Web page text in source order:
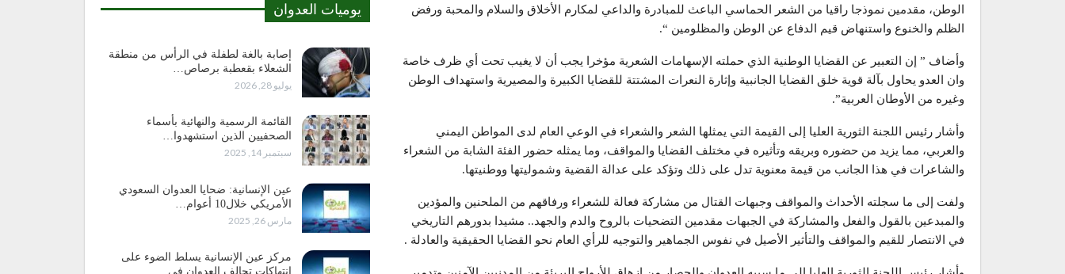
الوطن، مقدمين نموذجا راقيا من الشعر الحماسي الباعث للمبادرة والداعي لمكارم الأخلاق والسلام والمحبة ورفض
الظلم والخنوع واستنهاض قيم الدفاع عن الوطن والمظلومين “.
وأضاف ” إن التعبير عن القضايا الوطنية الذي حملته الإسهامات الشعرية مؤخرا يجب أن لا يغيب تحت أي ظرف خاصة
وان العدو يحاول بآلة قوية خلق القضايا الجانبية وإثارة النعرات المشتتة للقضايا الكبيرة والمصيرية واستهداف الوطن
وغيره من الأوطان العربية”.
وأشار رئيس اللجنة الثورية العليا إلى القيمة التي يمثلها الشعر والشعراء في الوعي العام لدى المواطن اليمني
والعربي، مما يزيد من حضوره وبريقه وتأثيره في مختلف القضايا والمواقف، وما يمثله حضور الفئة الشابة من الشعراء
والشاعرات في هذا الجانب من قيمة معنوية تدل على ذلك وتؤكد على عدالة القضية وشموليتها ووطنيتها.
ولفت إلى ما سجلته الأحداث والمواقف وجبهات القتال من مشاركة فعالة للشعراء ورفاقهم من الملحنين والمؤدين
والمبدعين بالقول والفعل والمشاركة في الجبهات مقدمين التضحيات بالروح والدم والجهد.. مشيدا بدورهم التاريخي
في الانتصار للقيم والمواقف والتأثير الأصيل في نفوس الجماهير والتوجيه للرأي العام نحو القضايا الحقيقية والعادلة .
يوميات العدوان
إصابة بالغة لطفلة في الرأس من منطقة
الشعلاء بقعطبة برصاص…
يوليو 28, 2026
القائمة الرسمية والنهائية بأسماء
الصحفيين الذين استشهدوا…
سبتمبر 14, 2025
عين الإنسانية: ضحايا العدوان السعودي
الأمريكي خلال10 أعوام…
مارس 26, 2025
مركز عين الإنسانية يسلط الضوء على
انتهاكات تحالف العدوان في…